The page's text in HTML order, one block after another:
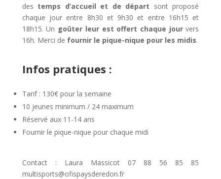
des temps d’accueil et de départ sont proposé
chaque jour entre 8h30 et 9h30 et entre 16h15 et
18h15. Un goûter leur est offert chaque jourvers
16h. Merci de fournir le pique-nique pour les midis.
Infos pratiques :
Tarif : 130€ pour la semaine
10 jeunes minimum / 24 maximum
Réservé aux 11-14 ans
Fournir le pique-nique pour chaque midi
Contact : Laura Massicot 07 88 56 85 85
multisports@ofispaysderedon.fr